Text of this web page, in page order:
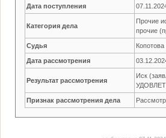
Дата поступления
Категория дела
Прочие
прочие
Судья
Дата рассмотрения
Результат рассмотрения
Иск
Признак рассмотрения дела